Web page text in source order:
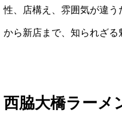
性、店構え、雰囲気が違
から新店まで、知られざる
西脇大橋ラーメ